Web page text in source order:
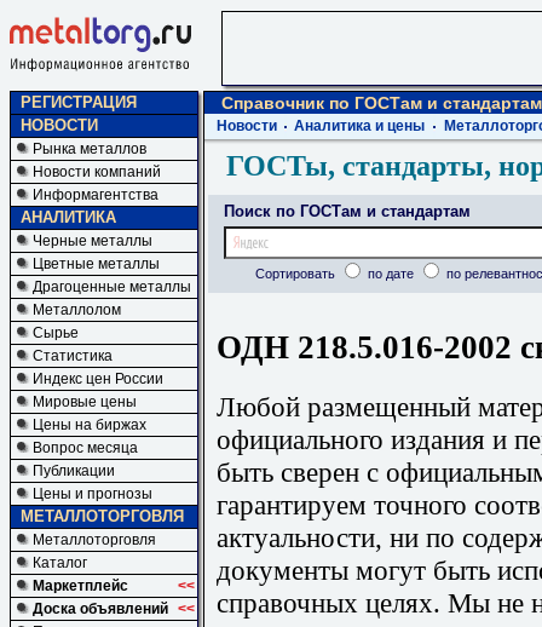
РЕГИСТРАЦИЯ
НОВОСТИ
Рынка металлов
Новости компаний
Информагентства
АНАЛИТИКА
Черные металлы
Цветные металлы
Драгоценные металлы
Металлолом
Сырье
Статистика
Индекс цен России
Мировые цены
Цены на биржах
Вопрос месяца
Публикации
Цены и прогнозы
МЕТАЛЛОТОРГОВЛЯ
Металлоторговля
Каталог
Маркетплейс
<<
Доска объявлений <<
Справочник по ГОСТам и стандартам
Новости Аналитика и цены
ГОСТы, стандарты,
Поиск по ГОСТам и стандартам
Сортировать по дате по
ОДН 218.5.016-2002
Любой размещенный
официального издания и
быть сверен с
гарантируем точного
актуальности, ни по
документы могут быть
справочных целях. Мы не